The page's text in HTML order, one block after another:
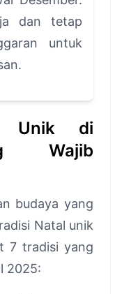
dan tetap
untuk
Unik di
Wajib
budaya yang
Natal unik
7 tradisi yang
2025: